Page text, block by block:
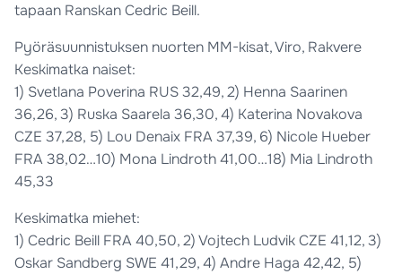
tapaan Ranskan Cedric Beill.
Pyöräsuunnistuksen nuorten MM-kisat, Viro, Rakvere
Keskimatka naiset:
1) Svetlana Poverina RUS 32,49, 2) Henna Saarinen
36,26, 3) Ruska Saarela 36,30, 4) Katerina Novakova
CZE 37,28, 5) Lou Denaix FRA 37,39, 6) Nicole Hueber
FRA 38,02…10) Mona Lindroth 41,00…18) Mia Lindroth
45,33
Keskimatka miehet:
1) Cedric Beill FRA 40,50, 2) Vojtech Ludvik CZE 41,12, 3)
Oskar Sandberg SWE 41,29, 4) Andre Haga 42,42, 5)